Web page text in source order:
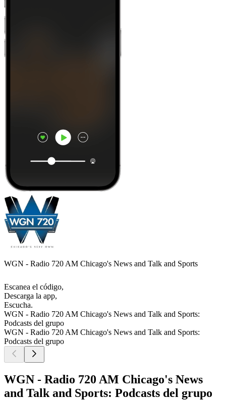
WGN - Radio 720 AM Chicago's News and Talk and Sports
Escanea el código,
Descarga la app,
Escucha.
WGN - Radio 720 AM Chicago's News and Talk and Sports:
Podcasts del grupo
WGN - Radio 720 AM Chicago's News and Talk and Sports:
Podcasts del grupo
WGN - Radio 720 AM Chicago's News
and Talk and Sports: Podcasts del grupo